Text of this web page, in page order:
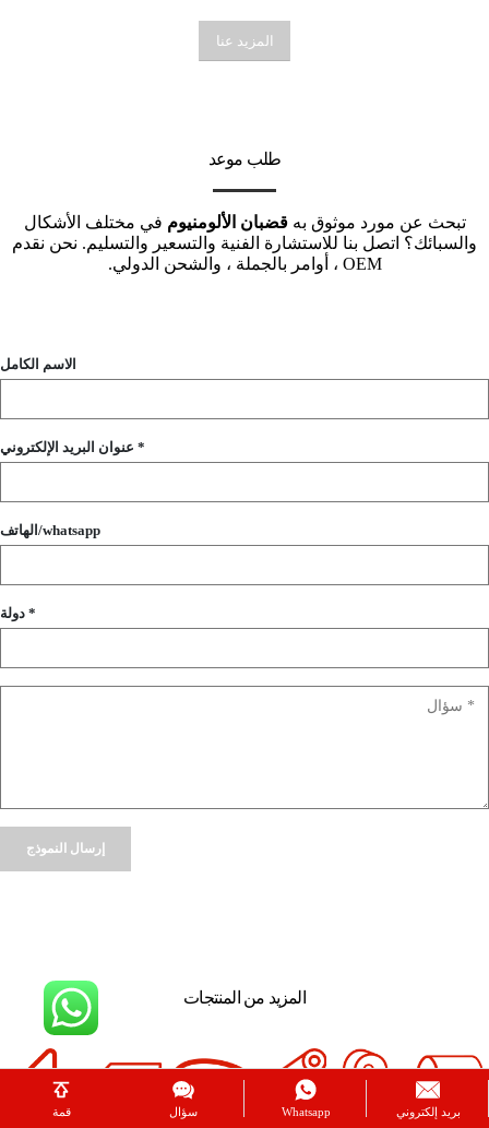
المزيد عنا
طلب موعد
تبحث عن مورد موثوق بهقضبان الألومنيوم في مختلف الأشكال
والسبائك؟ اتصل بنا للاستشارة الفنية والتسعير والتسليم. نحن نقدم
OEM ، أوامر بالجملة ، والشحن الدولي.
الاسم الكامل
عنوان البريد الإلكتروني *
الهاتف/whatsapp
دولة *
المزيد من المنتجات
بريد إلكتروني Whatsapp سؤال قمة